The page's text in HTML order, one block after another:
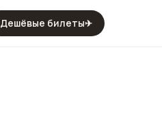
Дешёвые билеты✈